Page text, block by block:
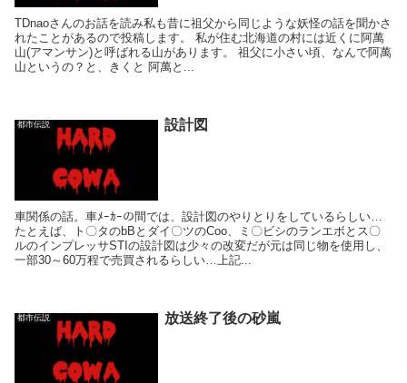
TDnaoさんのお話を読み私も昔に祖父から同じような妖怪の話を聞かさ
れたことがあるので投稿します。 私が住む北海道の村には近くに阿萬
山(アマンサン)と呼ばれる山があります。 祖父に小さい頃、なんで阿萬
山というの？と、きくと 阿萬と...
都市伝説 設計図
車関係の話。車ﾒｰｶｰの間では、設計図のやりとりをしているらしい…
たとえば、ト〇タのbBとダイ〇ツのCoo、ミ〇ビシのランエボとス〇
ルのインプレッサSTIの設計図は少々の改変だが元は同じ物を使用し、
一部30～60万程で売買されるらしい…上記...
都市伝説 放送終了後の砂嵐